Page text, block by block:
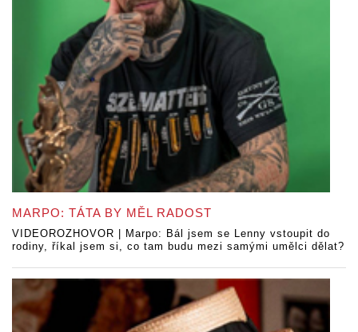
MARPO: TÁTA BY MĚL RADOST
VIDEOROZHOVOR | Marpo: Bál jsem se Lenny vstoupit do
rodiny, říkal jsem si, co tam budu mezi samými umělci dělat?